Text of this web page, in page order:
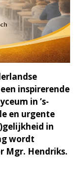
inspirerende
in ’s-
en urgente
in
wordt
Mgr. Hendriks.